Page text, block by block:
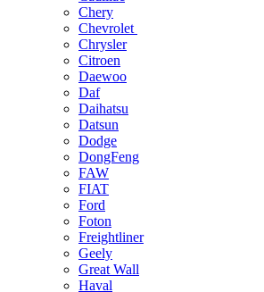
Chery
Chevrolet
Chrysler
Citroen
Daewoo
Daf
Daihatsu
Datsun
Dodge
DongFeng
FAW
FIAT
Ford
Foton
Freightliner
Geely
Great Wall
Haval